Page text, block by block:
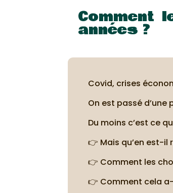
Comment
années ?
Covid, crises
On est passé
Du moins c’est ce
👉 Mais qu’en est-il
👉 Comment les
👉 Comment cela